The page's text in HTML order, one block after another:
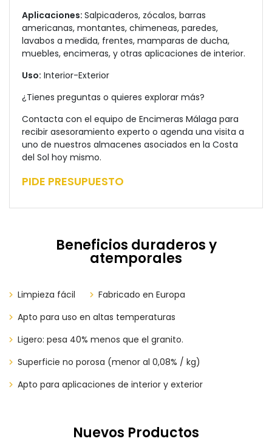
Aplicaciones: Salpicaderos, zócalos, barras
americanas, montantes, chimeneas, paredes,
lavabos a medida, frentes, mamparas de ducha,
muebles, encimeras, y otras aplicaciones de interior.
Uso: Interior-Exterior
¿Tienes preguntas o quieres explorar más?
Contacta con el equipo de Encimeras Málaga para
recibir asesoramiento experto o agenda una visita a
uno de nuestros almacenes asociados en la Costa
del Sol hoy mismo.
PIDE PRESUPUESTO
Beneficios duraderos y
atemporales
Limpieza fácil
​​​​Fabricado en Europa
Apto para uso en altas temperaturas
Ligero: pesa 40% menos que el granito.
Superficie no porosa (menor al 0,08% / kg)
Apto para aplicaciones de interior y exterior
Nuevos Productos